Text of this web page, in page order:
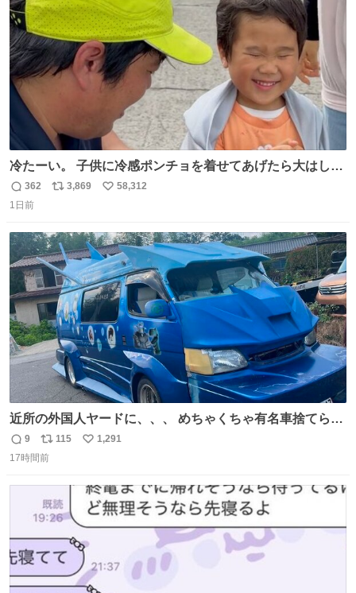
数
冷たーい。 子供に冷感ポンチョを着せてあげたら大はしゃ
ぎで喜んでくれました。 こんな素敵な代物を提供してくれ
た山口県の恩師に感謝。
返
信
362
リ
ト
数
3,869
い
数
58,312
1日前
近所の外国人ヤードに、、、 めちゃくちゃ有名車捨てられ
てました😭 外装ぼろぼろだし、、 中も何にも残ってない
し、、 可哀想に😢😢 今まで数十年お疲れ様でした、、 #バ
返
信
9
リ
ポ
ト
数
115
い
数
1,291
17時間前